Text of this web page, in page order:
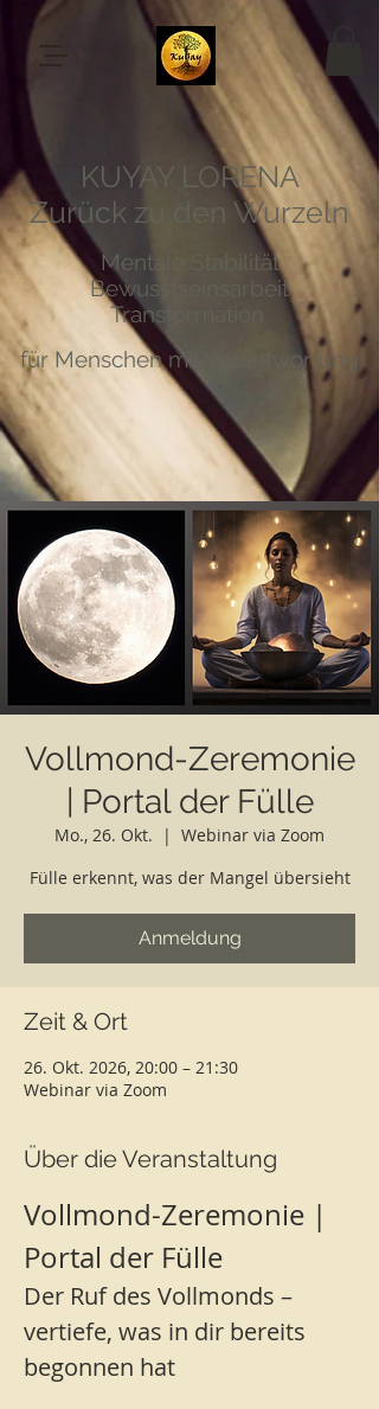
KUYAY LORENA
Zurück zu den Wurzeln
Mentale Stabilität
Bewusstseinsarbeit
Transformation
für Menschen mit Verantwortung
Vollmond-Zeremonie
| Portal der Fülle
Mo., 26. Okt.
  |
Webinar via Zoom
Fülle erkennt, was der Mangel übersieht
Anmeldung
Zeit & Ort
26. Okt. 2026, 20:00 – 21:30
Webinar via Zoom
Über die Veranstaltung
Vollmond-Zeremonie |
Portal der Fülle
Der Ruf des Vollmonds –
vertiefe, was in dir bereits
begonnen hat